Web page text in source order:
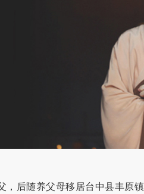
后随养父母移居台中县丰原